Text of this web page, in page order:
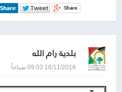
بلدية رام الله
16/11/2016 09:03 صباحاً